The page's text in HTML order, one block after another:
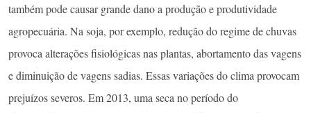
também pode causar grande dano a produção e produtividade
agropecuária. Na soja, por exemplo, redução do regime de chuvas
provoca alterações fisiológicas nas plantas, abortamento das vagens
e diminuição de vagens sadias. Essas variações do clima provocam
prejuízos severos. Em 2013, uma seca no período do